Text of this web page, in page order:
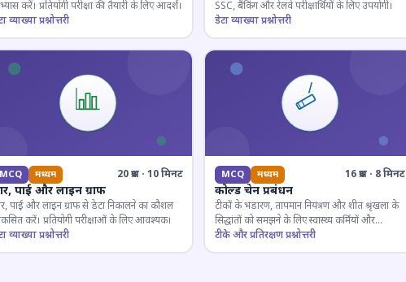
करें। प्रतियोगी परीक्षा की तैयारी के लिए आदर्श।
व्याख्या प्रश्नोत्तरी
SSC, बैंकिंग और रेलवे परीक्षार्थियों के लिए उपयोगी।
डेटा व्याख्या प्रश्नोत्तरी
MCQ मध्यम 20 प्रश्न · 10 मिनट
पाई और लाइन ग्राफ
पाई और लाइन ग्राफ से डेटा निकालने का कौशल
करें। प्रतियोगी परीक्षाओं के लिए आवश्यक।
व्याख्या प्रश्नोत्तरी
MCQ मध्यम 16 प्रश्न · 8 मिनट
कोल्ड चेन प्रबंधन
टीकों के भंडारण, तापमान नियंत्रण और शीत श्रृंखला के
सिद्धांतों को समझने के लिए स्वास्थ्य कर्मियों और
परीक्षार्थियों के लिए महत्वपूर्ण।
टीके और प्रतिरक्षण प्रश्नोत्तरी